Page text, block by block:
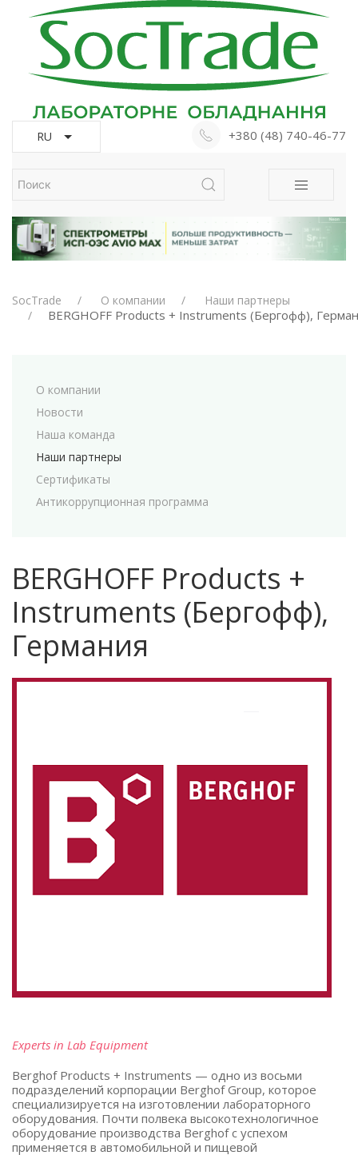
RU +380 (48) 740-46-77
SocTrade О компании Наши партнеры
BERGHOFF Products + Instruments (Бергофф),
О компании
Новости
Наша команда
Наши партнеры
Сертификаты
Антикоррупционная программа
BERGHOFF Products +
Instruments (Бергофф),
Германия
Experts in Lab Equipment
Berghof Products + Instruments — одно из восьми
подразделений корпорации Berghof Group, которое
специализируется на изготовлении лабораторного
оборудования. Почти полвека высокотехнологичное
оборудование производства Berghof с успехом
применяется в автомобильной и пищевой